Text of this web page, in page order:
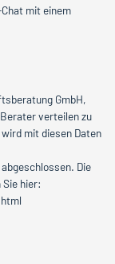
mit einem
GmbH,
verteilen zu
mit diesen Daten
Die
Sie hier: